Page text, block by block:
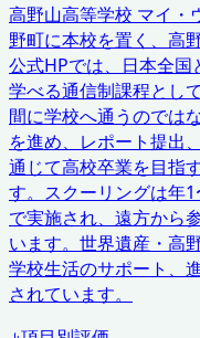
高野山高等学校 マイ・
野町に本校を置く、高
公式HPでは、日本全
学べる通信制課程とし
間に学校へ通うのでは
を進め、レポート提出
通じて高校卒業を目指
す。スクーリングは年
で実施され、遠方から
います。世界遺産・高
学校生活のサポート、
されています。